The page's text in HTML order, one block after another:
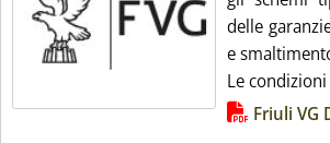
delle
e
Le
Lista allegati PDF alla notizia
Friuli VG